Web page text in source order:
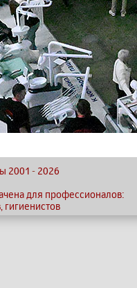
2001 - 2026
для профессионалов:
гигиенистов